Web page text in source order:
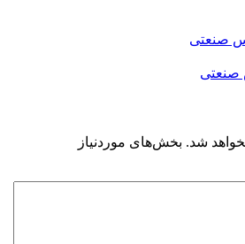
صنعتی
صنعتی
شد. بخش‌های موردنیاز